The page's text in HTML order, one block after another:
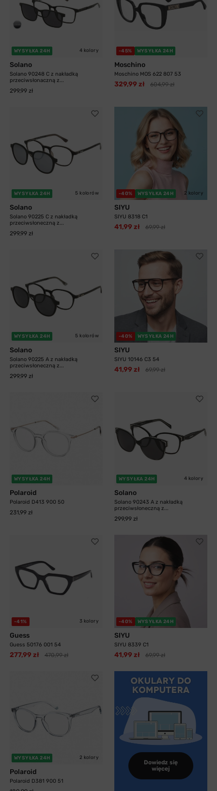
WYSYŁKA 24H 4 kolory
Solano
Solano 90248 C z nakładką
przeciwsłonaczną z...
299,99 zł
-45% WYSYŁKA 24H
Moschino
Moschino MOS 622 807 53
329,99 zł 604,99 zł
WYSYŁKA 24H 5 kolorów
Solano
Solano 90225 C z nakładką
przeciwsłoneczną z...
299,99 zł
-40% WYSYŁKA 24H 2 kolory
SIYU
SIYU 8318 C1
41,99 zł 69,99 zł
WYSYŁKA 24H 5 kolorów
Solano
Solano 90225 A z nakładką
przeciwsłoneczną z...
299,99 zł
-40% WYSYŁKA 24H
SIYU
SIYU 10146 C3 54
41,99 zł 69,99 zł
WYSYŁKA 24H
Polaroid
Polaroid D413 900 50
231,99 zł
WYSYŁKA 24H 4 kolory
Solano
Solano 90243 A z nakładką
przeciwsłoneczną z...
299,99 zł
-41% 3 kolory
Guess
Guess 50176 001 54
277,99 zł 470,99 zł
-40% WYSYŁKA 24H
SIYU
SIYU 8339 C1
41,99 zł 69,99 zł
WYSYŁKA 24H 2 kolory
Polaroid
Polaroid D381 900 51
Dowiedz się
więcej